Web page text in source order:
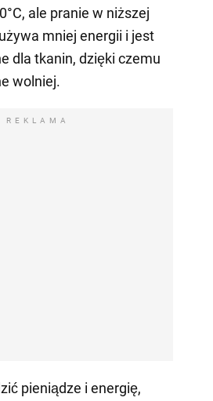
ale pranie w niższej
mniej energii i jest
dla tkanin, dzięki czemu
wolniej.
REKLAMA
pieniądze i energię,